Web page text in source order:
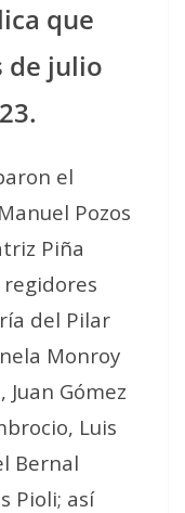
que
de julio
el
Pozos
Piña
regidores
del Pilar
Monroy
Juan Gómez
Luis
Bernal
Pioli; así